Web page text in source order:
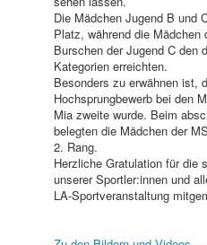
Die Mädchen Jugend B und
Platz, während die Mädchen
Burschen der Jugend C den
Kategorien erreichten.
Besonders zu erwähnen ist,
Hochsprungbewerb bei den
Mia zweite wurde. Beim
belegten die Mädchen der
2. Rang.
Herzliche Gratulation für die
unserer Sportler:innen und
LA-Sportveranstaltung